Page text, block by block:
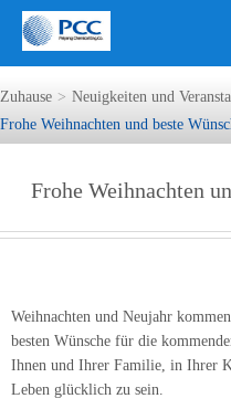
Zuhause Neuigkeiten und
Frohe Weihnachten und beste
Frohe Weihnachten
Weihnachten und Neujahr
besten Wünsche für die
Ihnen und Ihrer Familie, in Ihrer
Leben glücklich zu sein.